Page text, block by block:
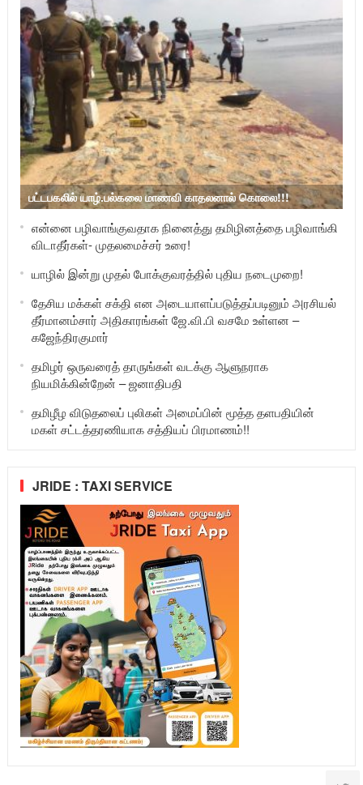
பட்டபகலில் யாழ்.பல்கலை மாணவி காதலனால் கொலை!!!
என்னை பழிவாங்குவதாக நினைத்து தமிழினத்தை பழிவாங்கி
விடாதீர்கள்- முதலமைச்சர் உரை!
யாழில் இன்று முதல் போக்குவரத்தில் புதிய நடைமுறை!
தேசிய மக்கள் சக்தி என அடையாளப்படுத்தப்படினும் அரசியல்
தீர்மானம்சார் அதிகாரங்கள் ஜே.வி.பி வசமே உள்ளன –
கஜேந்திரகுமார்
தமிழர் ஒருவரைத் தாருங்கள் வடக்கு ஆளுநராக
நியமிக்கின்றேன் – ஜனாதிபதி
தமிழீழ விடுதலைப் புலிகள் அமைப்பின் மூத்த தளபதியின்
மகள் சட்டத்தரணியாக சத்தியப் பிரமாணம்!!
JRIDE : TAXI SERVICE